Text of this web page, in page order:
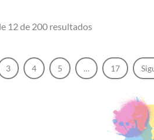
12 de 200 resultados
3 4 5 … 17